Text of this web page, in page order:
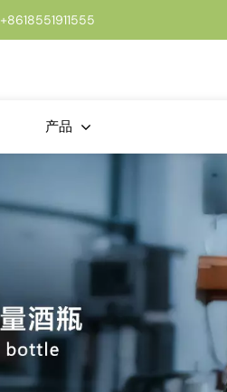
+8618551911555
产品